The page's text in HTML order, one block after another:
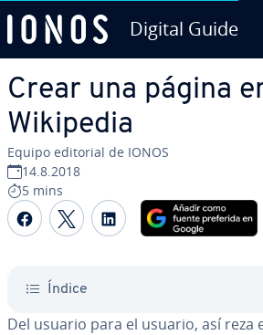
Digital Guide
Crear una página
Wikipedia
Equipo editorial de IONOS
14.8.2018
5 mins
Compartir Facebook
Compartir Twitter
Compartir
Índice
Del usuario para el usuario, así reza